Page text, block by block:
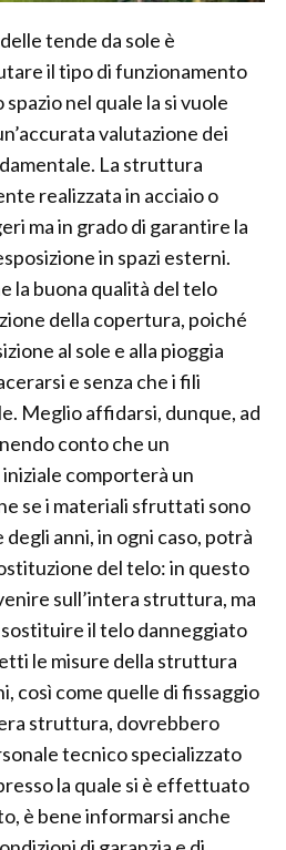
tende da sole è
il tipo di funzionamento
nel quale la si vuole
valutazione dei
La struttura
realizzata in acciaio o
ma in grado di garantire la
in spazi esterni.
la buona qualità del telo
della copertura, poiché
al sole e alla pioggia
e senza che i fili
Meglio affidarsi, dunque, ad
conto che un
comporterà un
se i materiali sfruttati sono
degli anni, in ogni caso, potrà
del telo: in questo
sull’intera struttura, ma
il telo danneggiato
le misure della struttura
così come quelle di fissaggio
struttura, dovrebbero
tecnico specializzato
la quale si è effettuato
è bene informarsi anche